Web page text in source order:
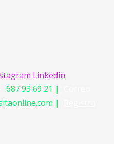
Linkedin
687 93 69 21 |
|